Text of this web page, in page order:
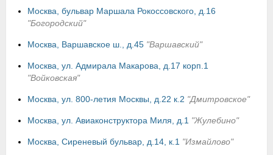
Москва, бульвар Маршала Рокоссовского, д.16
"Богородский"
Москва, Варшавское ш., д.45 "Варшавский"
Москва, ул. Адмирала Макарова, д.17 корп.1
"Войковская"
Москва, ул. 800-летия Москвы, д.22 к.2 "Дмитровское"
Москва, ул. Авиаконструктора Миля, д.1 "Жулебино"
Москва, Сиреневый бульвар, д.14, к.1 "Измайлово"